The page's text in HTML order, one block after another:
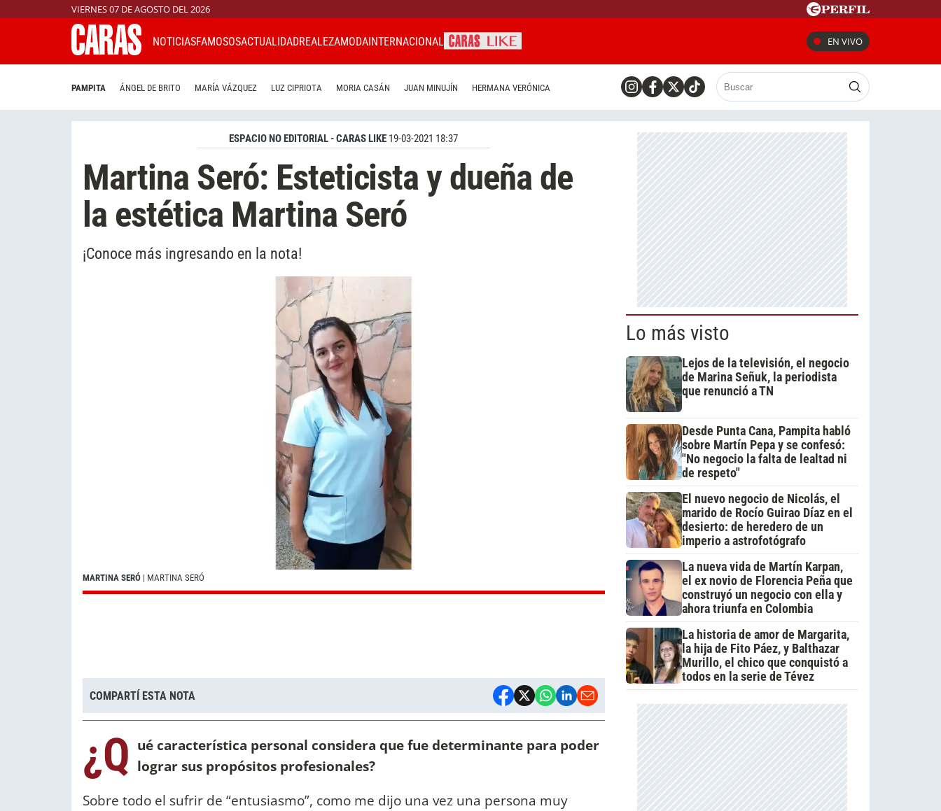
VIERNES 07 DE AGOSTO DEL 2026
NOTICIASFAMOSOSACTUALIDADREALEZAMODAINTERNACIONAL EN VIVO
PAMPITA ÁNGEL DE BRITO MARÍA VÁZQUEZ LUZ CIPRIOTA MORIA CASÁN JUAN MINUJÍN HERMANA VERÓNICA
ESPACIO NO EDITORIAL - CARAS LIKE 19-03-2021 18:37
Martina Seró: Esteticista y dueña de
la estética Martina Seró
¡Conoce más ingresando en la nota!
MARTINA SERÓ | MARTINA SERÓ
COMPARTÍ ESTA NOTA
¿Q ué característica personal considera que fue determinante para poder
lograr sus propósitos profesionales?
Sobre todo el sufrir de “entusiasmo”, como me dijo una vez una persona muy
Lo más visto
Lejos de la televisión, el negocio
de Marina Señuk, la periodista
que renunció a TN
Desde Punta Cana, Pampita habló
sobre Martín Pepa y se confesó:
"No negocio la falta de lealtad ni
de respeto"
El nuevo negocio de Nicolás, el
marido de Rocío Guirao Díaz en el
desierto: de heredero de un
imperio a astrofotógrafo
La nueva vida de Martín Karpan,
el ex novio de Florencia Peña que
construyó un negocio con ella y
ahora triunfa en Colombia
La historia de amor de Margarita,
la hija de Fito Páez, y Balthazar
Murillo, el chico que conquistó a
todos en la serie de Tévez